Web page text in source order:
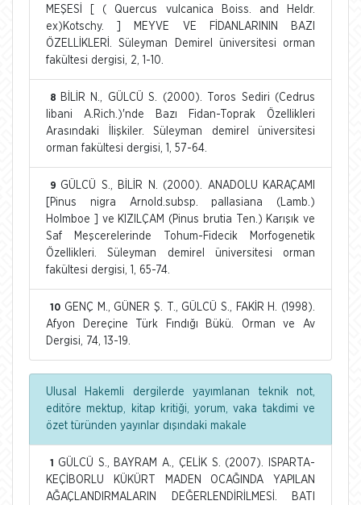
MEŞESİ [ ( Quercus vulcanica Boiss. and Heldr.
ex)Kotschy. ] MEYVE VE FİDANLARININ BAZI
ÖZELLİKLERİ. Süleyman Demirel üniversitesi orman
fakültesi dergisi, 2, 1-10.
8
BİLİR N., GÜLCÜ S. (2000). Toros Sediri (Cedrus
libani A.Rich.)'nde Bazı Fidan-Toprak Özellikleri
Arasındaki İlişkiler. Süleyman demirel üniversitesi
orman fakültesi dergisi, 1, 57-64.
9 GÜLCÜ S., BİLİR N. (2000). ANADOLU KARAÇAMI
[Pinus nigra Arnold.subsp. pallasiana (Lamb.)
Holmboe ] ve KIZILÇAM (Pinus brutia Ten.) Karışık ve
Saf Meşcerelerinde Tohum-Fidecik Morfogenetik
Özellikleri. Süleyman demirel üniversitesi orman
fakültesi dergisi, 1, 65-74.
10 GENÇ M., GÜNER Ş. T., GÜLCÜ S., FAKİR H. (1998).
Afyon Dereçine Türk Fındığı Bükü. Orman ve Av
Dergisi, 74, 13-19.
Ulusal Hakemli dergilerde yayımlanan teknik not,
editöre mektup, kitap kritiği, yorum, vaka takdimi ve
özet türünden yayınlar dışındaki makale
1
GÜLCÜ S., BAYRAM A., ÇELİK S. (2007). ISPARTA-
KEÇİBORLU KÜKÜRT MADEN OCAĞINDA YAPILAN
AĞAÇLANDIRMALARIN DEĞERLENDİRİLMESİ. BATI